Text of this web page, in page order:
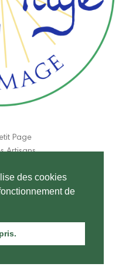
des cookies
de
Page
Artisans